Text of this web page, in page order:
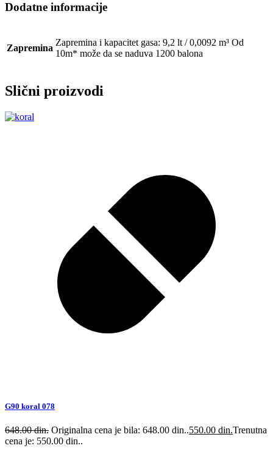
Dodatne informacije
Zapremina
Zapremina i kapacitet gasa: 9,2 lt / 0,0092 m³ Od
10m* može da se naduva 1200 balona
Slični proizvodi
G90 koral 078
648.00din. Originalna cena je bila: 648.00 din..550.00 din.Trenutna
cena je: 550.00 din..